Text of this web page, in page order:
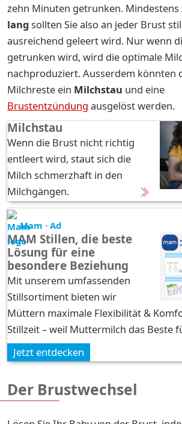
zehn Minuten getrunken. Mindestens
langsollten Sie also an jeder Brust
ausreichend geleert wird. Nur wenn
getrunken wird, wird die optimale
nachproduziert. Ausserdem könnten
Milchreste ein Milchstau und eine
Brustentzündung ausgelöst werden.
Milchstau
Wenn die Brust nicht richtig
entleert wird, staut sich die
Milch schmerzhaft in den
Milchgängen.
Mam · Ad
MAM Stillen, die beste
Lösung für eine
besondere Beziehung
Mit unserem umfassenden
Stillsortiment bieten wir
Müttern maximale Flexibilität &
Stillzeit – weil Muttermilch das Beste
Jetzt entdecken
Der Brustwechsel